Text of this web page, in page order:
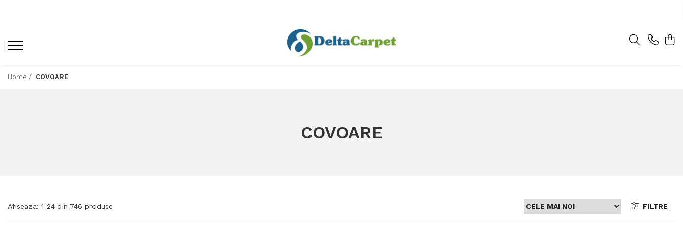
Home / COVOARE
COVOARE
Afiseaza: 1-24 din 746 produse FILTRE